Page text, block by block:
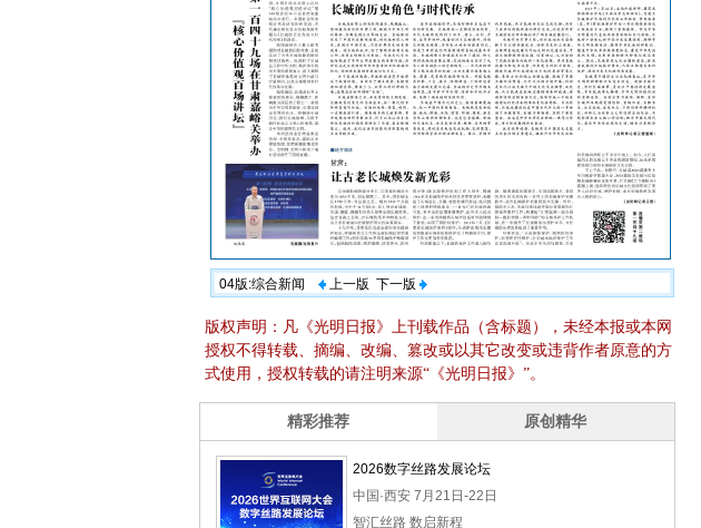
04版:综合新闻 上一版 下一版
版权声明：凡《光明日报》上刊载作品（含标题），未经本报或本网
授权不得转载、摘编、改编、篡改或以其它改变或违背作者原意的方
式使用，授权转载的请注明来源“《光明日报》”。